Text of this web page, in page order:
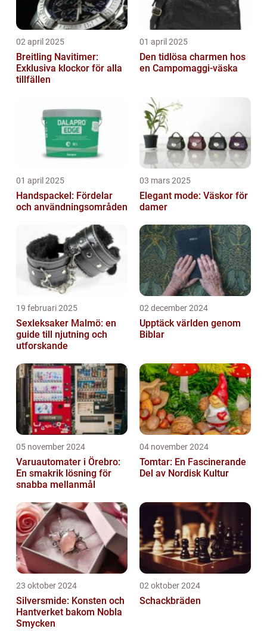
02 april 2025
Breitling Navitimer:
Exklusiva klockor för alla
tillfällen
01 april 2025
Den tidlösa charmen hos
en Campomaggi-väska
01 april 2025
Handspackel: Fördelar
och användningsområden
03 mars 2025
Elegant mode: Väskor för
damer
19 februari 2025
Sexleksaker Malmö: en
guide till njutning och
utforskande
02 december 2024
Upptäck världen genom
Biblar
05 november 2024
Varuautomater i Örebro:
En smakrik lösning för
snabba mellanmål
04 november 2024
Tomtar: En Fascinerande
Del av Nordisk Kultur
23 oktober 2024
Silversmide: Konsten och
Hantverket bakom Nobla
Smycken
02 oktober 2024
Schackbräden